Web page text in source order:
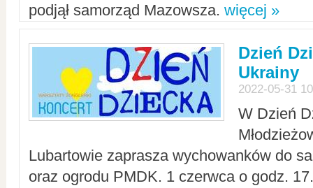
podjął samorząd Mazowsza. więcej »
Dzień
Ukrainy
2022-05-31
W Dzień
Lubartowie zaprasza wychowanków do
oraz ogrodu PMDK. 1 czerwca o godz.